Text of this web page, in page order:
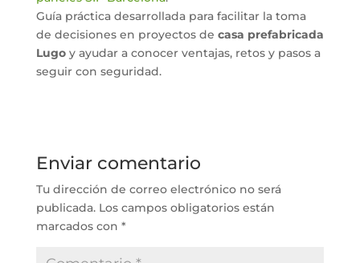
Guía práctica desarrollada para facilitar la toma
de decisiones en proyectos de casa prefabricada
Lugoy ayudar a conocer ventajas, retos y pasos a
seguir con seguridad.
Enviar comentario
Tu dirección de correo electrónico no será
publicada. Los campos obligatorios están
marcados con *